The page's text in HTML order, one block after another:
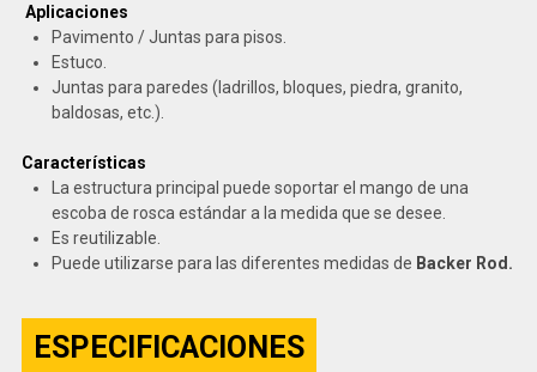
Aplicaciones
Pavimento / Juntas para pisos.
Estuco.
Juntas para paredes (ladrillos, bloques, piedra, granito,
baldosas, etc.).
Características
La estructura principal puede soportar el mango de una
escoba de rosca estándar a la medida que se desee.
Es reutilizable.
Puede utilizarse para las diferentes medidas de Backer Rod.
ESPECIFICACIONES